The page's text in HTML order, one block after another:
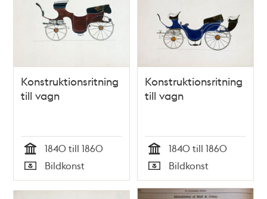
Konstruktionsritning
till vagn
Tid
1840 till 1860
Typ
Bildkonst
Konstruktionsritning
till vagn
Tid
1840 till 1860
Typ
Bildkonst